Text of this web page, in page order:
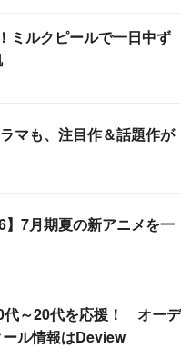
ミルクピールで一日中ず
マも、注目作＆話題作が
】7月期夏の新アニメを一
代～20代を応援！ オーデ
ル情報はDeview